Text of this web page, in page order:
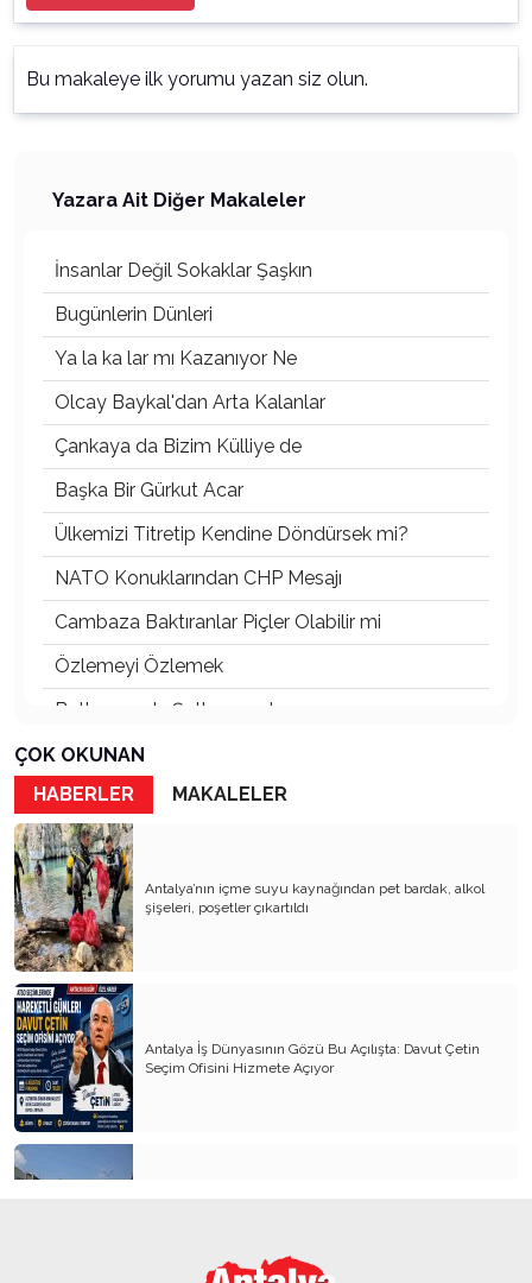
Bu makaleye ilk yorumu yazan siz olun.
Yazara Ait Diğer Makaleler
İnsanlar Değil Sokaklar Şaşkın
Bugünlerin Dünleri
Ya la ka lar mı Kazanıyor Ne
Olcay Baykal'dan Arta Kalanlar
Çankaya da Bizim Külliye de
Başka Bir Gürkut Acar
Ülkemizi Titretip Kendine Döndürsek mi?
NATO Konuklarından CHP Mesajı
Cambaza Baktıranlar Piçler Olabilir mi
Özlemeyi Özlemek
Butlanınız da Şutlanınız da
Yaşananların Vebali Kim
Siyasetin Kökleri Köklerin Siyaseti
Nereye CHP Nereye
Öf Öf de Öf Öf
Birbirimizi Anlasak mı
Kapitalist Yaşam Tarzına İslami Ekonomi
Mayıs’ta öldürüldük, Haziran’da direndik.
İki Miras T.C ve CHP
Atanı Tanımak Gurur Verir
Entel Entel İşletiliyoruz
ÇOK OKUNAN
HABERLER
MAKALELER
Antalya’nın içme suyu kaynağından pet bardak, alkol
şişeleri, poşetler çıkartıldı
Antalya İş Dünyasının Gözü Bu Açılışta: Davut Çetin
Seçim Ofisini Hizmete Açıyor